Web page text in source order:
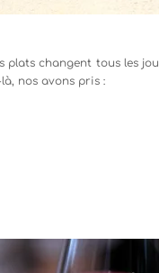
plats changent tous les
nos avons pris :